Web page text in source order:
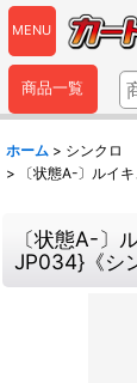
MENU
商品一覧
ホーム > シンクロ
>
〔状態A-〕ルイ
〔状態A-〕
JP034}《シ